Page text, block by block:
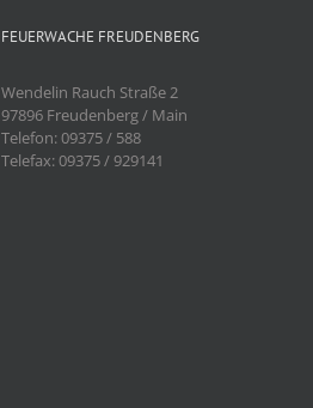
FEUERWACHE FREUDENBERG
Wendelin Rauch Straße 2
97896 Freudenberg / Main
Telefon: 09375 / 588
Telefax: 09375 / 929141